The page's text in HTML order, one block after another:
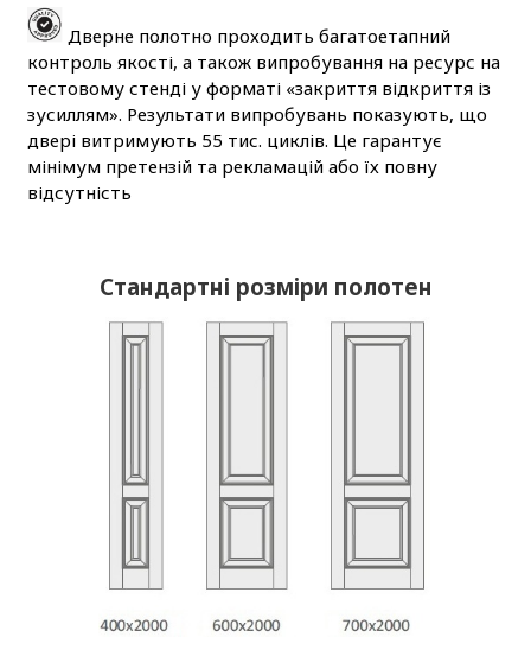
Дверне полотно проходить багатоетапний
контроль якості, а також випробування на ресурс на
тестовому стенді у форматі «закриття відкриття із
зусиллям». Результати випробувань показують, що
двері витримують 55 тис. циклів. Це гарантує
мінімум претензій та рекламацій або їх повну
відсутність
Стандартні розміри полотен